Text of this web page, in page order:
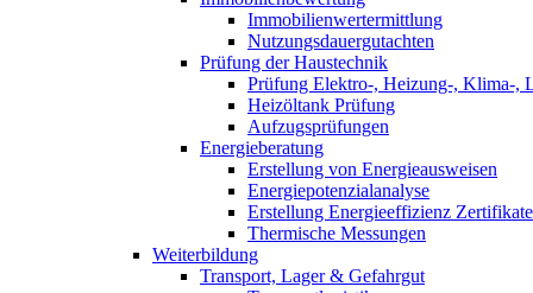
Immobilienwertermittlung
Nutzungsdauergutachten
Prüfung der Haustechnik
Prüfung Elektro-, Heizung-, Klima-,
Heizöltank Prüfung
Aufzugsprüfungen
Energieberatung
Erstellung von Energieausweisen
Energiepotenzialanalyse
Erstellung Energieeffizienz Zertifikate
Thermische Messungen
Weiterbildung
Transport, Lager & Gefahrgut